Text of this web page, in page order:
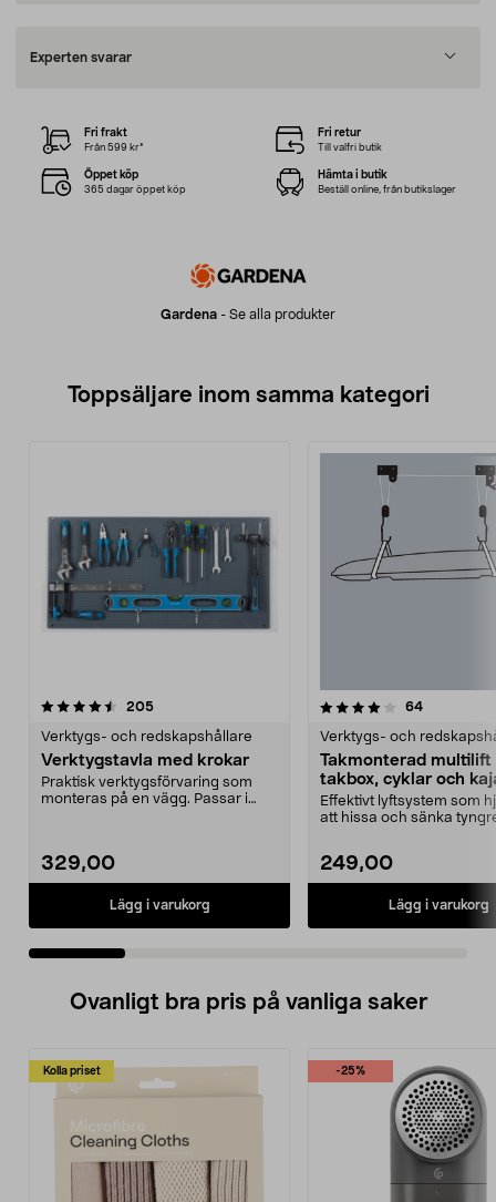
Experten svarar
Gardena - Se alla produkter
Fri frakt
Från 599 kr*
Fri retur
Till valfri butik
Öppet köp
365 dagar öppet köp
Hämta i butik
Beställ online, från butikslager
Toppsäljare inom samma kategori
205recensioner
Verktygs- och redskapshållare
Verktygstavla med krokar
Praktisk verktygsförvaring som
monteras på en vägg. Passar i
329,00
Lägg i varukorg
4.0 av 5 stjärnor 64recensioner
Verktygs- och
Takmonterad multilift
takbox, cyklar och
Effektivt lyftsystem som
att hissa och sänka
249,00
Lägg i varukorg
4.5 av 5 stjärnor
Ovanligt bra pris på vanliga saker
Kolla priset -25%